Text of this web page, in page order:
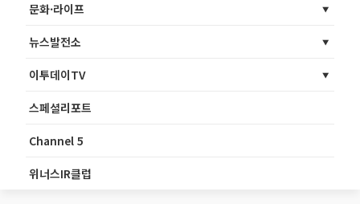
문화·라이프
뉴스발전소
이투데이TV
스페셜리포트
Channel 5
위너스IR클럽